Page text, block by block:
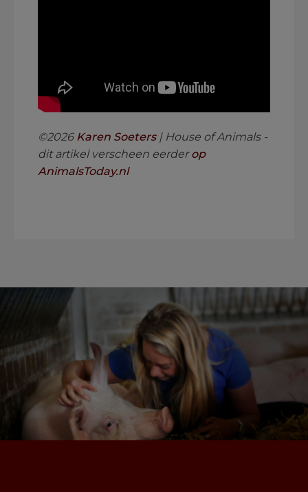
©2026 Karen Soeters| House of Animals -
dit artikel verscheen eerderop
AnimalsToday.nl